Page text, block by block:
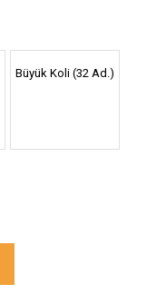
Büyük Koli (32 Ad.)